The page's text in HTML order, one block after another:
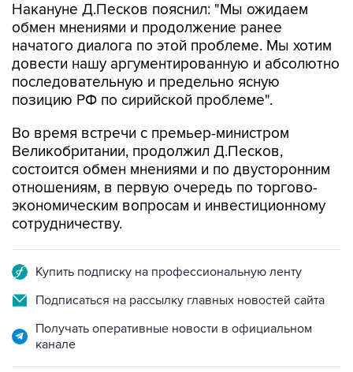
Накануне Д.Песков пояснил: "Мы ожидаем
обмен мнениями и продолжение ранее
начатого диалога по этой проблеме. Мы хотим
довести нашу аргументированную и абсолютно
последовательную и предельно ясную
позицию РФ по сирийской проблеме".
Во время встречи с премьер-министром
Великобритании, продолжил Д.Песков,
состоится обмен мнениями и по двусторонним
отношениям, в первую очередь по торгово-
экономическим вопросам и инвестиционному
сотрудничеству.
Купить подписку на профессиональную ленту
Подписаться на рассылку главных новостей сайта
Получать оперативные новости в официальном
канале